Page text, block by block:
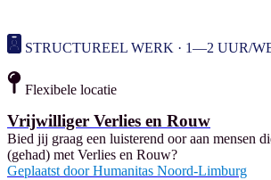
STRUCTUREEL WERK · 1—2 UUR/
Flexibele locatie
Vrijwilliger Verlies en Rouw
Bied jij graag een luisterend oor aan mensen
(gehad) met Verlies en Rouw?
Geplaatst door Humanitas Noord-Limburg